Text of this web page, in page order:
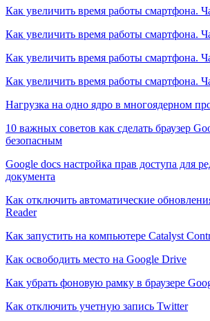
Как увеличить время работы смартфона.
Как увеличить время работы смартфона.
Как увеличить время работы смартфона.
Как увеличить время работы смартфона.
Нагрузка на одно ядро в многоядерном
10 важных советов как сделать браузер
безопасным
Google docs настройка прав доступа для
документа
Как отключить автоматические
Reader
Как запустить на компьютере Catalyst
Как освободить место на Google Drive
Как убрать фоновую рамку в браузере
Как отключить учетную запись Twitter